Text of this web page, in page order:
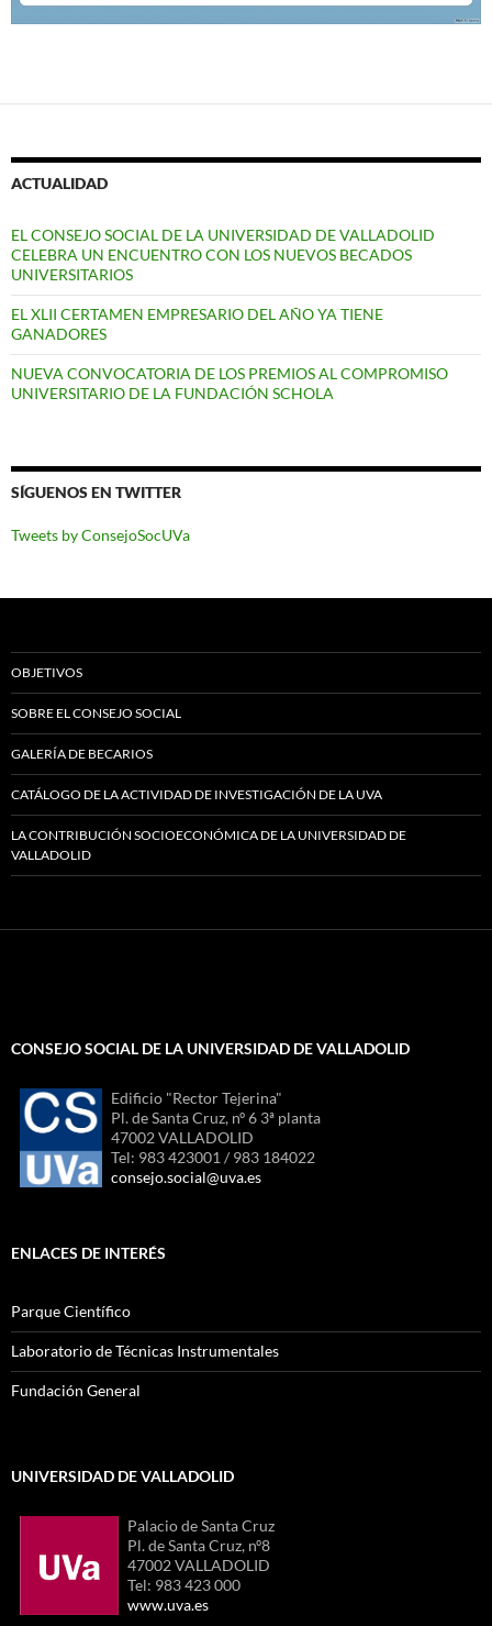
ACTUALIDAD
EL CONSEJO SOCIAL DE LA UNIVERSIDAD DE VALLADOLID
CELEBRA UN ENCUENTRO CON LOS NUEVOS BECADOS
UNIVERSITARIOS
EL XLII CERTAMEN EMPRESARIO DEL AÑO YA TIENE
GANADORES
NUEVA CONVOCATORIA DE LOS PREMIOS AL COMPROMISO
UNIVERSITARIO DE LA FUNDACIÓN SCHOLA
SÍGUENOS EN TWITTER
Tweets by ConsejoSocUVa
OBJETIVOS
SOBRE EL CONSEJO SOCIAL
GALERÍA DE BECARIOS
CATÁLOGO DE LA ACTIVIDAD DE INVESTIGACIÓN DE LA UVA
LA CONTRIBUCIÓN SOCIOECONÓMICA DE LA UNIVERSIDAD DE
VALLADOLID
CONSEJO SOCIAL DE LA UNIVERSIDAD DE VALLADOLID
Edificio "Rector Tejerina"
Pl. de Santa Cruz, nº 6 3ª planta
47002 VALLADOLID
Tel: 983 423001 / 983 184022
consejo.social@uva.es
ENLACES DE INTERÉS
Parque Científico
Laboratorio de Técnicas Instrumentales
Fundación General
UNIVERSIDAD DE VALLADOLID
Palacio de Santa Cruz
Pl. de Santa Cruz, nº8
47002 VALLADOLID
Tel: 983 423 000
www.uva.es